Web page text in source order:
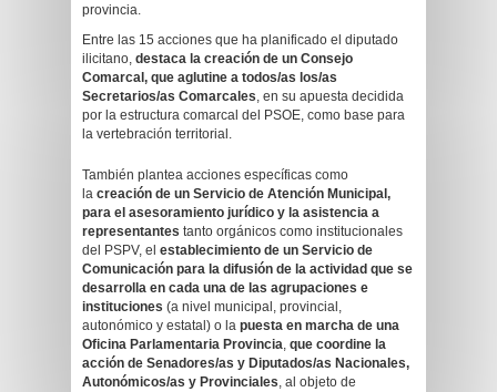
provincia.
Entre las 15 acciones que ha planificado el diputado
ilicitano, destaca la creación de un Consejo
Comarcal, que aglutine a todos/as los/as
Secretarios/as Comarcales, en su apuesta decidida
por la estructura comarcal del PSOE, como base para
la vertebración territorial.
También plantea acciones específicas como
la creación de un Servicio de Atención Municipal,
para el asesoramiento jurídico y la asistencia a
representantes tanto orgánicos como institucionales
del PSPV, el establecimiento de un Servicio de
Comunicación para la difusión de la actividad que se
desarrolla en cada una de las agrupaciones e
instituciones (a nivel municipal, provincial,
autonómico y estatal) o la puesta en marcha de una
Oficina Parlamentaria Provincia, que coordine la
acción de Senadores/as y Diputados/as Nacionales,
Autonómicos/as y Provinciales, al objeto de